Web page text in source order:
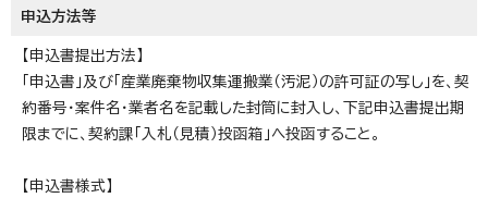
申込方法等
【申込書提出方法】
「申込書」及び「産業廃棄物収集運搬業（汚泥）の許可証の写し」を、契
約番号・案件名・業者名を記載した封筒に封入し、下記申込書提出期
限までに、契約課「入札（見積）投函箱」へ投函すること。
【申込書様式】